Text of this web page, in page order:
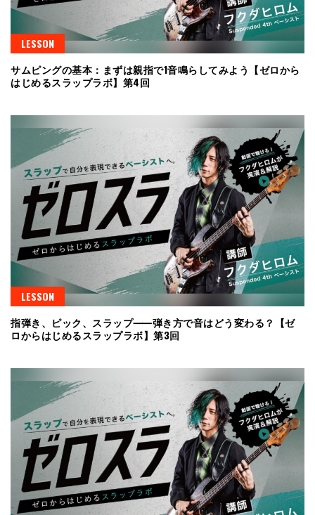
LESSON
サムピングの基本：まずは親指で1音鳴らしてみよう【ゼロから
はじめるスラップラボ】第4回
LESSON
指弾き、ピック、スラップ⸺弾き方で音はどう変わる？【ゼ
ロからはじめるスラップラボ】第3回